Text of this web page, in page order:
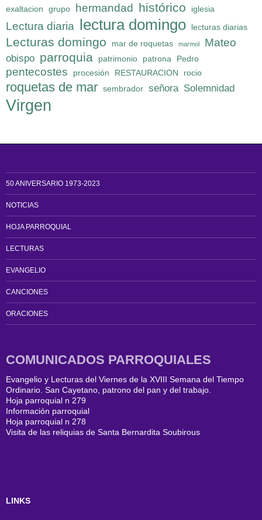
exaltacion grupo hermandad histórico iglesia
Lectura diaria lectura domingo lecturas diarias
Lecturas domingo mar de roquetas marmol Mateo
obispo parroquia patrimonio patrona Pedro
pentecostes procesión RESTAURACION rocio
roquetas de mar sembrador señora Solemnidad
Virgen
50 ANIVERSARIO 1973-2023
NOTICIAS
HOJA PARROQUIAL
LECTURAS
EVANGELIO
CANCIONES
ORACIONES
COMUNICADOS PARROQUIALES
Evangelio y Lecturas del Viernes de la XVIII Semana del Tiempo
Ordinario. San Cayetano, patrono del pan y del trabajo.
Hoja parroquial n 279
Información parroquial
Hoja parroquial n 278
Visita de las reliquias de Santa Bernardita Soubirous
LINKS